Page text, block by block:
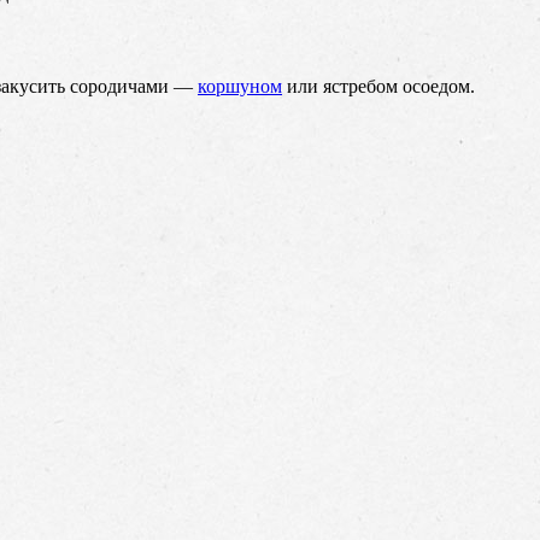
сородичами — коршуном или ястребом осоедом.